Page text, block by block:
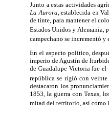
Junto a estas actividades
La Aurora, establecida en
de tinte, para mantener el
Estados Unidos y Alemania,
campechano se incrementó
En el aspecto político,
imperio de Agustín de
de Guadalupe Victoria fue el
república se rigió con
destacaron los
1853, la guerra con Texas,
mitad del territorio, así